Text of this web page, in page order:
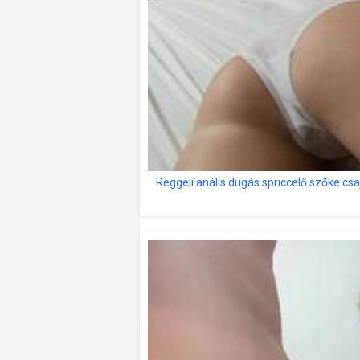
Reggeli anális dugás spriccelő szőke